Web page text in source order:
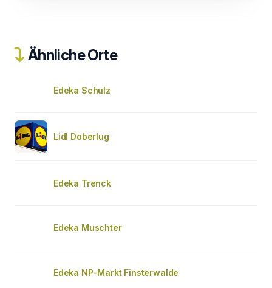
Ähnliche Orte
Edeka Schulz
Lidl Doberlug
Edeka Trenck
Edeka Muschter
Edeka NP-Markt Finsterwalde